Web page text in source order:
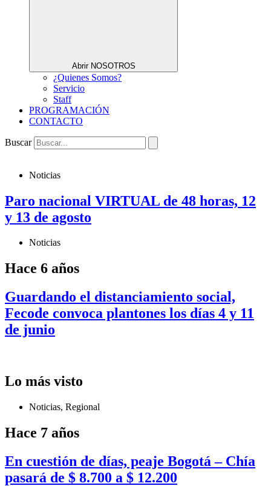
Abrir NOSOTROS
¿Quienes Somos?
Servicio
Staff
PROGRAMACIÓN
CONTACTO
Buscar
Noticias
Paro nacional VIRTUAL de 48 horas, 12
y 13 de agosto
Noticias
Hace 6 años
Guardando el distanciamiento social,
Fecode convoca plantones los días 4 y 11
de junio
Lo más visto
Noticias, Regional
Hace 7 años
En cuestión de días, peaje Bogotá – Chía
pasará de $ 8.700 a $ 12.200